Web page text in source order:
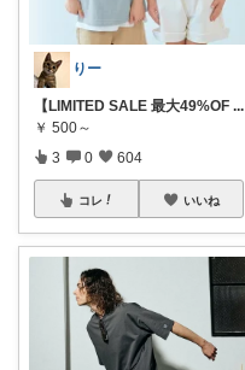
りー
【LIMITED SALE 最大49%OF ...
￥ 500～
3 0 604
コレ いいね